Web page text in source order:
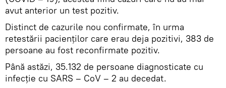
avut anterior un test pozitiv.
Distinct de cazurile nou confirmate, în urma
retestării pacienților care erau deja pozitivi, 383 de
persoane au fost reconfirmate pozitiv.
Până astăzi, 35.132 de persoane diagnosticate cu
infecție cu SARS – CoV – 2 au decedat.